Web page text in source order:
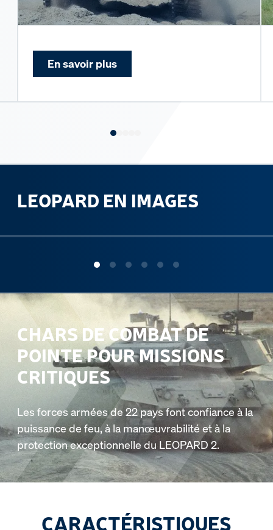
En savoir plus
LEOPARD EN IMAGES
CHARS DE COMBAT DE
POINTE POUR MISSIONS
CRITIQUES
Les forces armées de 22 pays font confiance à la
puissance de feu, à la manœuvrabilité et à la
protection exceptionnelle du LEOPARD 2.
CARACTÉRISTIQUES